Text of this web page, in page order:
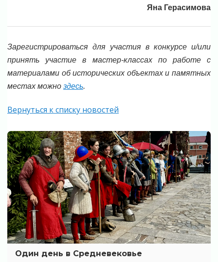
Яна Герасимова
Зарегистрироваться для участия в конкурсе и/или
принять участие в мастер-классах по работе с
материалами об исторических объектах и памятных
местах можно здесь.
Вернуться к списку новостей
Один день в Средневековье